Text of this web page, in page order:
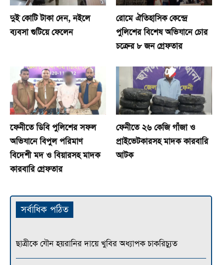
দুই কোটি টাকা দেন, নইলে
ব্যবসা গুটিয়ে ফেলেন
রোমে ঐতিহাসিক কেন্দ্রে
পুলিশের বিশেষ অভিযানে চোর
চক্রের ৮ জন গ্রেফতার
​ফেনীতে ডিবি পুলিশের সফল
অভিযানে বিপুল পরিমাণ
বিদেশী মদ ও বিয়ারসহ মাদক
কারবারি গ্রেফতার
ফেনীতে ২৬ কেজি গাঁজা ও
প্রাইভেটকারসহ মাদক কারবারি
আটক
সর্বাধিক পঠিত
ছাত্রীকে যৌন হয়রানির দায়ে খুবির অধ্যাপক চাকরিচ্যুত